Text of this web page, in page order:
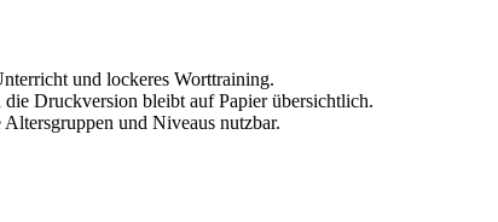
und lockeres Worttraining.
Druckversion bleibt auf Papier übersichtlich.
und Niveaus nutzbar.